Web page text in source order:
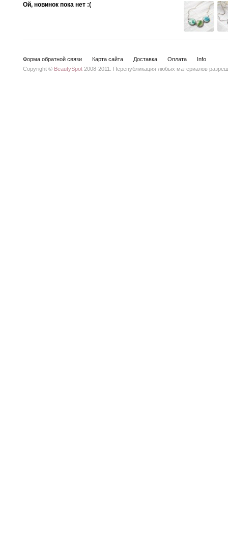
Ой, новинок пока нет :(
Форма обратной связи Карта сайта Доставка Оплата
Info
Copyright © BeautySpot 2008-2011. Перепубликация любых материалов